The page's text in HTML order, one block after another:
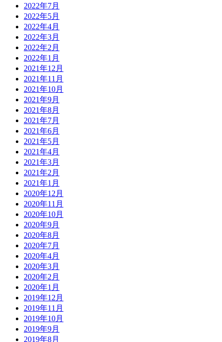
2022年7月
2022年5月
2022年4月
2022年3月
2022年2月
2022年1月
2021年12月
2021年11月
2021年10月
2021年9月
2021年8月
2021年7月
2021年6月
2021年5月
2021年4月
2021年3月
2021年2月
2021年1月
2020年12月
2020年11月
2020年10月
2020年9月
2020年8月
2020年7月
2020年4月
2020年3月
2020年2月
2020年1月
2019年12月
2019年11月
2019年10月
2019年9月
2019年8月